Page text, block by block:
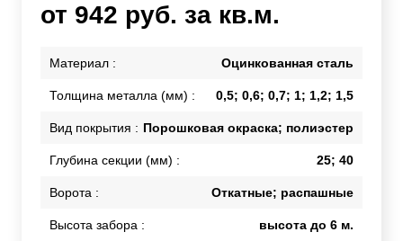
от 942 руб. за кв.м.
Материал : Оцинкованная сталь
Толщина металла (мм) : 0,5; 0,6; 0,7; 1; 1,2; 1,5
Вид покрытия : Порошковая окраска; полиэстер
Глубина секции (мм) : 25; 40
Ворота : Откатные; распашные
Высота забора : высота до 6 м.